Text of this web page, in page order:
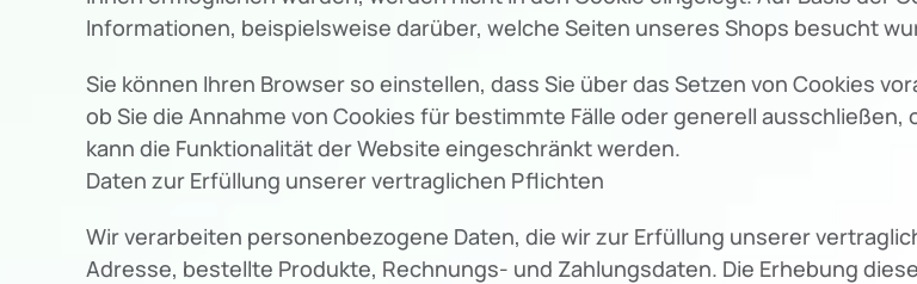
Informationen, beispielsweise darüber, welche Seiten unseres Shops besucht
Sie können Ihren Browser so einstellen, dass Sie über das Setzen von Cookies
ob Sie die Annahme von Cookies für bestimmte Fälle oder generell
kann die Funktionalität der Website eingeschränkt werden.
Daten zur Erfüllung unserer vertraglichen Pflichten
Wir verarbeiten personenbezogene Daten, die wir zur Erfüllung unserer
Adresse, bestellte Produkte, Rechnungs- und Zahlungsdaten. Die Erhebung